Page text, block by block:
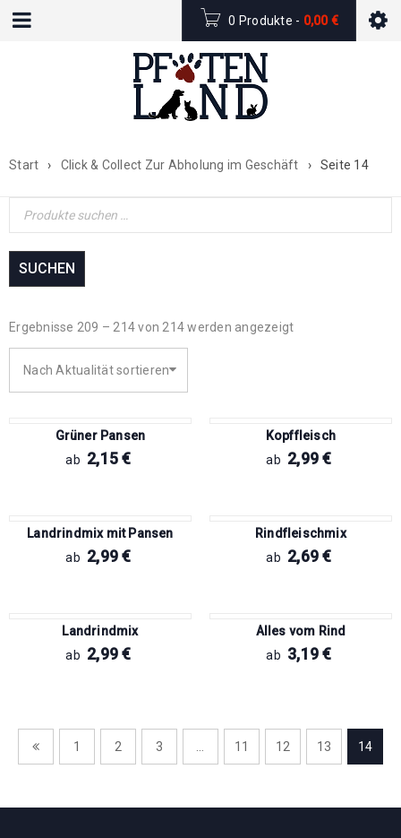
0 Produkte - 0,00€
Start › Click & Collect Zur Abholung im Geschäft › Seite 14
SUCHEN
Ergebnisse 209 – 214 von 214 werden angezeigt
Nach Aktualität sortieren
Grüner Pansen
ab 2,15€
Kopffleisch
ab 2,99€
Landrindmix mit Pansen
ab 2,99€
Rindfleischmix
ab 2,69€
Landrindmix
ab 2,99€
Alles vom Rind
ab 3,19€
1 2 3 11 12 13 14